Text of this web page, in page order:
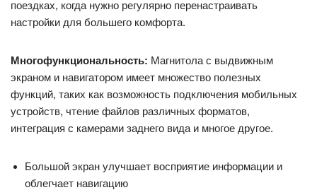
поездках, когда нужно регулярно перенастраивать
настройки для большего комфорта.
Многофункциональность: Магнитола с выдвижным
экраном и навигатором имеет множество полезных
функций, таких как возможность подключения мобильных
устройств, чтение файлов различных форматов,
интеграция с камерами заднего вида и многое другое.
Большой экран улучшает восприятие информации и
облегчает навигацию